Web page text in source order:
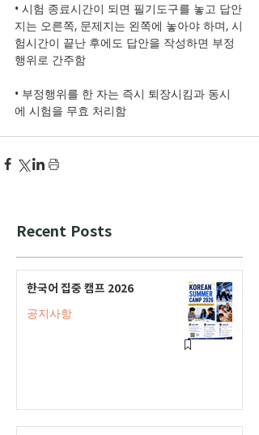
• 시험 종료시간이 되면 필기도구를 놓고 답안
지는 오른쪽, 문제지는 왼쪽에 놓아야 하며, 시
험시간이 끝난 후에도 답안을 작성하면 부정
행위로 간주함
• 부정행위를 한 자는 즉시 퇴장시킴과 동시
에 시험을 무효 처리함
Recent Posts
한국어 집중 캠프 2026
공지사항